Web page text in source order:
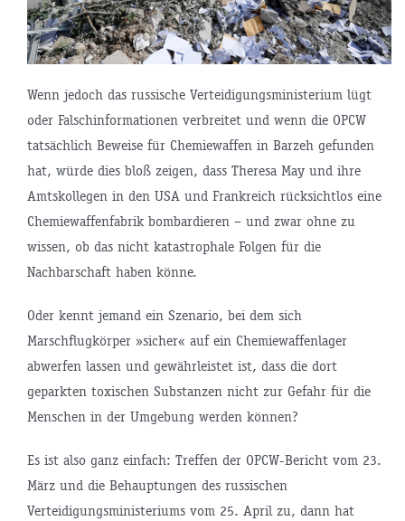
Wenn jedoch das russische Verteidigungsministerium lügt
oder Falschinformationen verbreitet und wenn die OPCW
tatsächlich Beweise für Chemiewaffen in Barzeh gefunden
hat, würde dies bloß zeigen, dass Theresa May und ihre
Amtskollegen in den USA und Frankreich rücksichtlos eine
Chemiewaffenfabrik bombardieren – und zwar ohne zu
wissen, ob das nicht katastrophale Folgen für die
Nachbarschaft haben könne.
Oder kennt jemand ein Szenario, bei dem sich
Marschflugkörper »sicher« auf ein Chemiewaffenlager
abwerfen lassen und gewährleistet ist, dass die dort
geparkten toxischen Substanzen nicht zur Gefahr für die
Menschen in der Umgebung werden können?
Es ist also ganz einfach: Treffen der OPCW-Bericht vom 23.
März und die Behauptungen des russischen
Verteidigungsministeriums vom 25. April zu, dann hat